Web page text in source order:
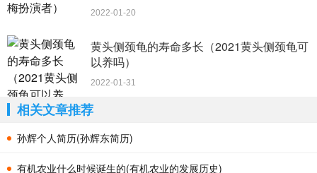
2022-01-20
黄头侧颈龟的寿命多长（2021黄头侧颈龟可
以养吗）
2022-01-31
相关文章推荐
孙辉个人简历(孙辉东简历)
有机农业什么时候诞生的(有机农业的发展历史)